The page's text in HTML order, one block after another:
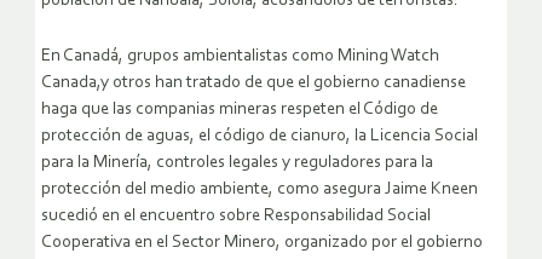
En Canadá, grupos ambientalistas como Mining Watch
Canada,y otros han tratado de que el gobierno canadiense
haga que las companias mineras respeten el Código de
protección de aguas, el código de cianuro, la Licencia Social
para la Minería, controles legales y reguladores para la
protección del medio ambiente, como asegura Jaime Kneen
sucedió en el encuentro sobre Responsabilidad Social
Cooperativa en el Sector Minero, organizado por el gobierno